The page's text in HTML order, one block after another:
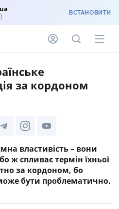
ВСТАНОВИТИ
за кордоном
властивість – вони
ж спливає термін їхньої
за кордоном, бо
бути проблематично.